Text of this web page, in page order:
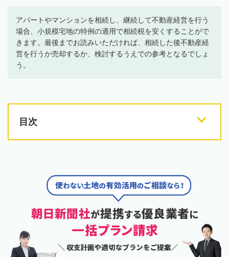
アパートやマンションを相続し、継続して不動産経営を行う
場合、小規模宅地の特例の適用で相続税を安くすることがで
きます。最後までお読みいただければ、相続した後不動産経
営を行うか売却するか、検討するうえでの参考となるでしょ
う。
目次